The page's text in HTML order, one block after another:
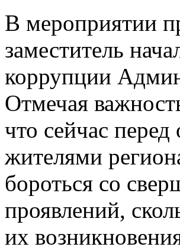
В мероприятии
заместитель
коррупции
Отмечая
что сейчас
жителями
бороться со
проявлений,
их